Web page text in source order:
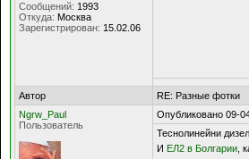
Сообщений: 1993
Откуда: Москва
Зарегистрирован: 15.02.06
Автор
RE: Разные фотки
Ngrw_Paul
Пользователь
Опубликовано 09-
Теснолинейни
И ЕЛ2 в Болгарии ,